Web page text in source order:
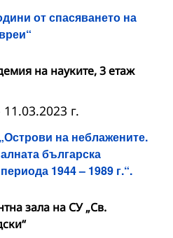
от спасяването на
на науките, 3 етаж
на неблажените.
българска
1944 – 1989 г.“.
11.03.2023 г.
зала на СУ „Св.